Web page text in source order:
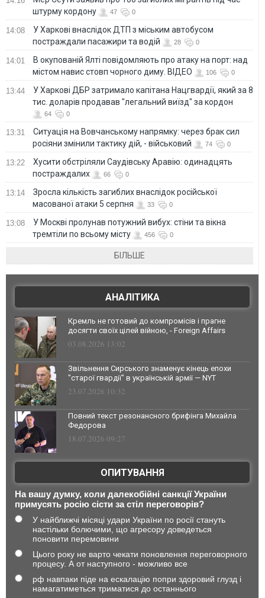
штурму кордону
47 0
14:08
У Харкові внаслідок ДТП з міським автобусом
постраждали пасажири та водій
28 0
14:01
В окупованій Ялті повідомляють про атаку на порт: над
містом навис стовп чорного диму. ВІДЕО
106 0
13:44
У Харкові ДБР затримало капітана Нацгвардії, який за 8
тис. доларів продавав "легальний виїзд" за кордон
64 0
13:31
Ситуація на Вовчанському напрямку: через брак сил
росіяни змінили тактику дій, - військовий
74 0
13:22
Хусити обстріляли Саудівську Аравію: одинадцять
постраждалих
66 0
13:14
Зросла кількість загиблих внаслідок російської
масованої атаки 5 серпня
33 0
13:08
У Москві пролунав потужний вибух: стіни та вікна
тремтіли по всьому місту
456 0
БІЛЬШЕ
АНАЛІТИКА
Кремль не готовий до компромісів і прагне
досягти своїх цілей війною, - Foreign Affairs
03.08.2026 13:02
Звільнення Сирського знаменує кінець епохи
"старої гвардії" в українській армії — NYT
23.07.2026 10:32
Повний текст резонансного брифінга Михайла
Федорова
18.07.2026 09:27
ОПИТУВАННЯ
На вашу думку, коли далекобійні санкції України
примусять росію сісти за стіл переговорів?
У найближчі місяці удари України по росії стануть
настільки болючими, що агресору доведеться
поновити перемовини
Цього року не варто чекати поновлення переговорного
процесу. А от наступного - можливо все
рф навпаки піде на ескалацію попри здоровий глузд і
намагатиметься триматися до останнього